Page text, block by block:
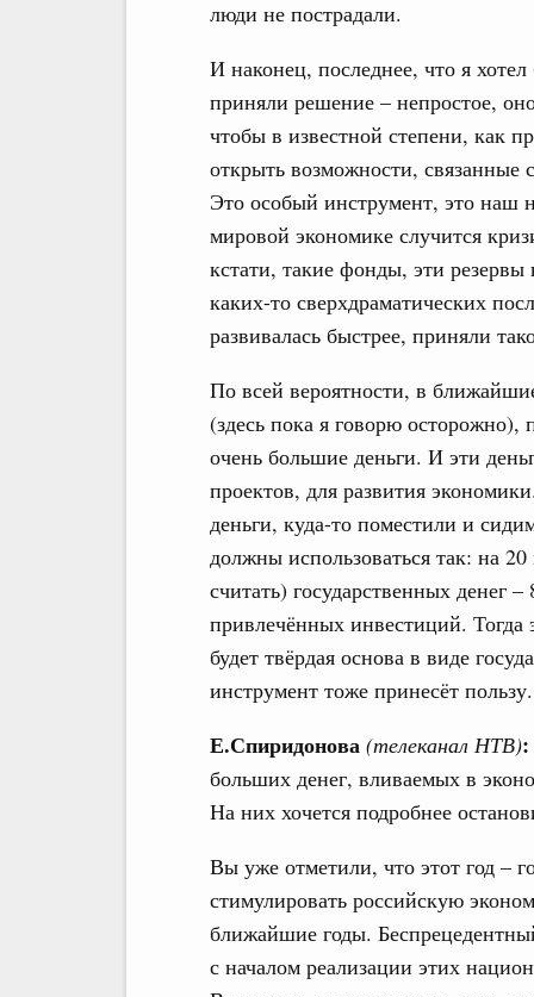
люди не пострадали.
И наконец, последнее, что я
приняли решение – непростое,
чтобы в известной степени, как
открыть возможности, связанные
Это особый инструмент, это наш
мировой экономике случится
кстати, такие фонды, эти
каких-то сверхдраматических
развивалась быстрее, приняли
По всей вероятности, в
(здесь пока я говорю
очень большие деньги. И эти
проектов, для развития
деньги, куда-то поместили и
должны использоваться так: на
считать) государственных денег
привлечённых инвестиций.
будет твёрдая основа в виде
инструмент тоже принесёт пользу.
Е.Спиридонова (телеканал НТВ):
больших денег, вливаемых в
На них хочется подробнее
Вы уже отметили, что этот год –
стимулировать российскую
ближайшие годы.
с началом реализации этих